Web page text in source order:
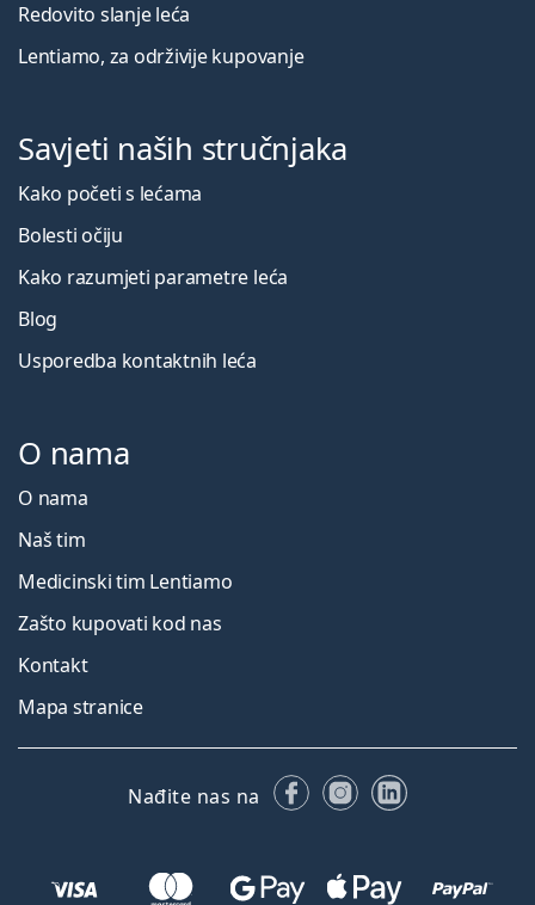
Redovito slanje leća
Lentiamo, za održivije kupovanje
Savjeti naših stručnjaka
Kako početi s lećama
Bolesti očiju
Kako razumjeti parametre leća
Blog
Usporedba kontaktnih leća
O nama
O nama
Naš tim
Medicinski tim Lentiamo
Zašto kupovati kod nas
Kontakt
Mapa stranice
Nađite nas na FacebookuInstagramu
LinkedIn